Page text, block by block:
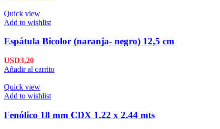
Quick view
Add to wishlist
Espátula Bicolor (naranja- negro) 12,5 cm
USD3,20
Añadir al carrito
Quick view
Add to wishlist
Fenólico 18 mm CDX 1.22 x 2.44 mts